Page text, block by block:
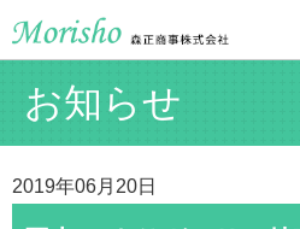
お知らせ
2019年06月20日